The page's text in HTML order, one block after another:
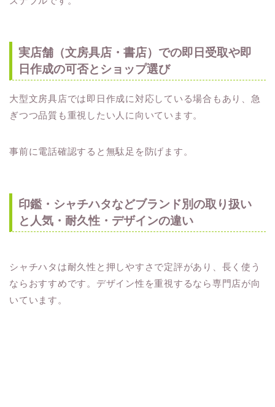
実店舗（文房具店・書店）での即日受取や即
日作成の可否とショップ選び
大型文房具店では即日作成に対応している場合もあり、急
ぎつつ品質も重視したい人に向いています。
事前に電話確認すると無駄足を防げます。
印鑑・シャチハタなどブランド別の取り扱い
と人気・耐久性・デザインの違い
シャチハタは耐久性と押しやすさで定評があり、長く使う
ならおすすめです。デザイン性を重視するなら専門店が向
いています。